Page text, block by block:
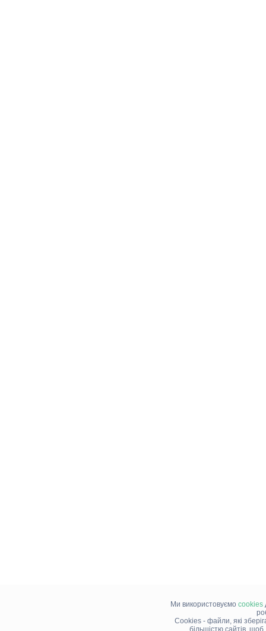
Ми використовуємо cookies
Cookies - файли, які
більшістю сайтів,